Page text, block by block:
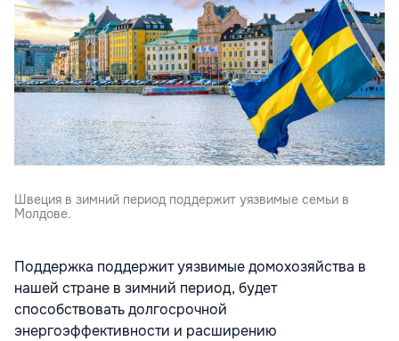
Швеция в зимний период поддержит уязвимые семьи в
Молдове.
Поддержка поддержит уязвимые домохозяйства в
нашей стране в зимний период, будет
способствовать долгосрочной
энергоэффективности и расширению